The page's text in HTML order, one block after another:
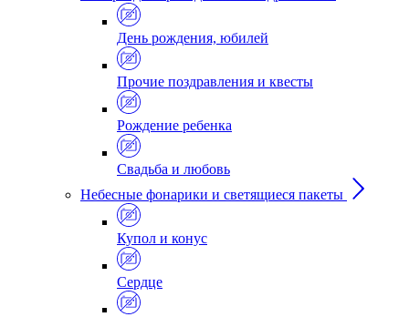
День рождения, юбилей
Прочие поздравления и квесты
Рождение ребенка
Свадьба и любовь
Небесные фонарики и светящиеся пакеты
Купол и конус
Сердце